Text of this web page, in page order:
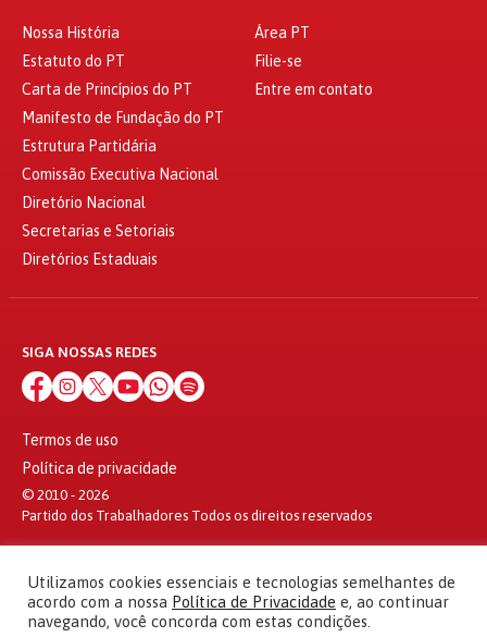
Nossa História
Estatuto do PT
Carta de Princípios do PT
Manifesto de Fundação do PT
Estrutura Partidária
Comissão Executiva Nacional
Diretório Nacional
Secretarias e Setoriais
Diretórios Estaduais
Área PT
Filie-se
Entre em contato
SIGA NOSSAS REDES
Termos de uso
Política de privacidade
© 2010 - 2026
Partido dos Trabalhadores Todos os direitos reservados
Utilizamos cookies essenciais e tecnologias semelhantes de
acordo com a nossa Política de Privacidade e, ao continuar
navegando, você concorda com estas condições.